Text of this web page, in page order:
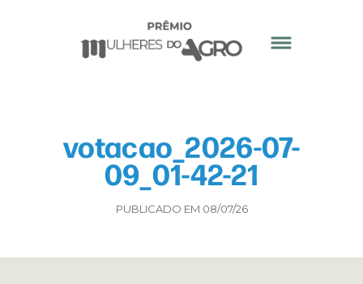
votacao_2026-07-
09_01-42-21
PUBLICADO EM 08/07/26